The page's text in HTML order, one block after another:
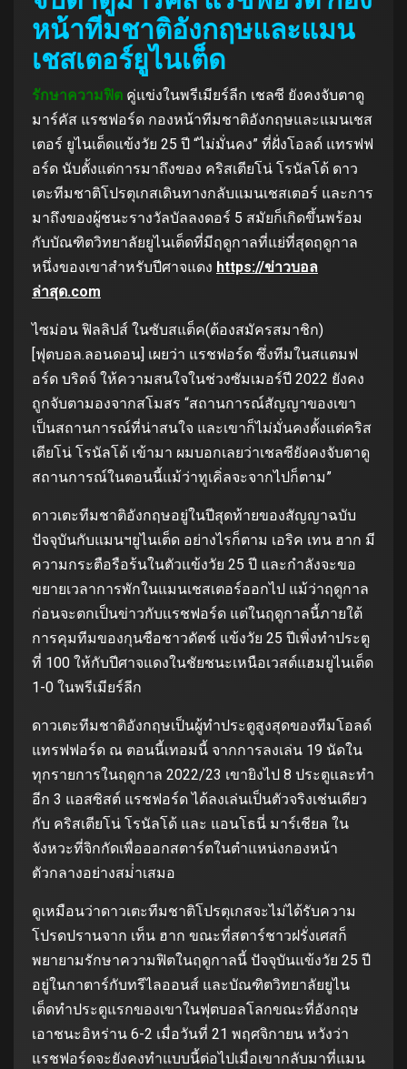
หน้าทีมชาติอังกฤษและแมน
เชสเตอร์ยูไนเต็ด
รักษาความฟิต คู่แข่งในพรีเมียร์ลีก เชลซี ยังคงจับตาดู
มาร์คัส แรชฟอร์ด กองหน้าทีมชาติอังกฤษและแมนเชส
เตอร์ ยูไนเต็ดแข้งวัย 25 ปี “ไม่มั่นคง” ที่ฝั่งโอลด์ แทรฟฟ
อร์ด นับตั้งแต่การมาถึงของ คริสเตียโน่ โรนัลโด้ ดาว
เตะทีมชาติโปรตุเกสเดินทางกลับแมนเชสเตอร์ และการ
มาถึงของผู้ชนะรางวัลบัลลงดอร์ 5 สมัยก็เกิดขึ้นพร้อม
กับบัณฑิตวิทยาลัยยูไนเต็ดที่มีฤดูกาลที่แย่ที่สุดฤดูกาล
หนึ่งของเขาสําหรับปีศาจแดง https://ข่าวบอล
ล่าสุด.com
ไซม่อน ฟิลลิปส์ ในซับสแต็ค(ต้องสมัครสมาชิก)
[ฟุตบอล.ลอนดอน] เผยว่า แรชฟอร์ด ซึ่งทีมในสแตมฟ
อร์ด บริดจ์ ให้ความสนใจในช่วงซัมเมอร์ปี 2022 ยังคง
ถูกจับตามองจากสโมสร “สถานการณ์สัญญาของเขา
เป็นสถานการณ์ที่น่าสนใจ และเขาก็ไม่มั่นคงตั้งแต่คริส
เตียโน่ โรนัลโด้ เข้ามา ผมบอกเลยว่าเชลซียังคงจับตาดู
สถานการณ์ในตอนนี้แม้ว่าทูเคิ่ลจะจากไปก็ตาม”
ดาวเตะทีมชาติอังกฤษอยู่ในปีสุดท้ายของสัญญาฉบับ
ปัจจุบันกับแมนฯยูไนเต็ด อย่างไรก็ตาม เอริค เทน ฮาก มี
ความกระตือรือร้นในตัวแข้งวัย 25 ปี และกําลังจะขอ
ขยายเวลาการพักในแมนเชสเตอร์ออกไป แม้ว่าฤดูกาล
ก่อนจะตกเป็นข่าวกับแรชฟอร์ด แต่ในฤดูกาลนี้ภายใต้
การคุมทีมของกุนซือชาวดัตช์ แข้งวัย 25 ปีเพิ่งทําประตู
ที่ 100 ให้กับปีศาจแดงในชัยชนะเหนือเวสต์แฮมยูไนเต็ด
1-0 ในพรีเมียร์ลีก
ดาวเตะทีมชาติอังกฤษเป็นผู้ทําประตูสูงสุดของทีมโอลด์
แทรฟฟอร์ด ณ ตอนนี้เทอมนี้ จากการลงเล่น 19 นัดใน
ทุกรายการในฤดูกาล 2022/23 เขายิงไป 8 ประตูและทํา
อีก 3 แอสซิสต์ แรชฟอร์ด ได้ลงเล่นเป็นตัวจริงเช่นเดียว
กับ คริสเตียโน่ โรนัลโด้ และ แอนโธนี่ มาร์เชียล ใน
จังหวะที่จิกกัดเพื่อออกสตาร์ตในตําแหน่งกองหน้า
ตัวกลางอย่างสม่ําเสมอ
ดูเหมือนว่าดาวเตะทีมชาติโปรตุเกสจะไม่ได้รับความ
โปรดปรานจาก เท็น ฮาก ขณะที่สตาร์ชาวฝรั่งเศสก็
พยายามรักษาความฟิตในฤดูกาลนี้ ปัจจุบันแข้งวัย 25 ปี
อยู่ในกาตาร์กับทรีไลออนส์ และบัณฑิตวิทยาลัยยูไน
เต็ดทําประตูแรกของเขาในฟุตบอลโลกขณะที่อังกฤษ
เอาชนะอิหร่าน 6-2 เมื่อวันที่ 21 พฤศจิกายน หวังว่า
แรชฟอร์ดจะยังคงทําแบบนี้ต่อไปเมื่อเขากลับมาที่แมน